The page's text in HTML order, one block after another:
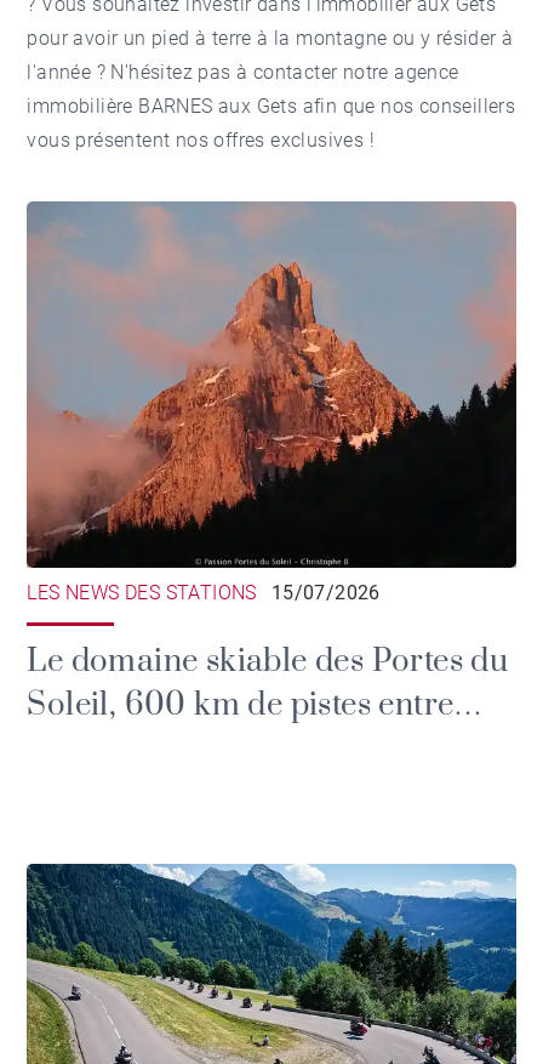
pour avoir un pied à terre à la montagne ou y résider à
l'année ? N'hésitez pas à contacter notreagence
immobilière BARNES aux Gets afin que nos conseillers
vous présentent nos offres exclusives !
LES NEWS DES STATIONS 15/07/2026
Le domaine skiable des Portes du
Soleil, 600 km de pistes entre